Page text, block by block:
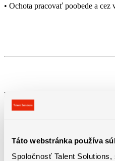
Táto webstránka používa
Spoločnosť Talent
• Ochota pracovať poobede a cez
Benefity práce
• Zmluva na dobu neurčitú po 3